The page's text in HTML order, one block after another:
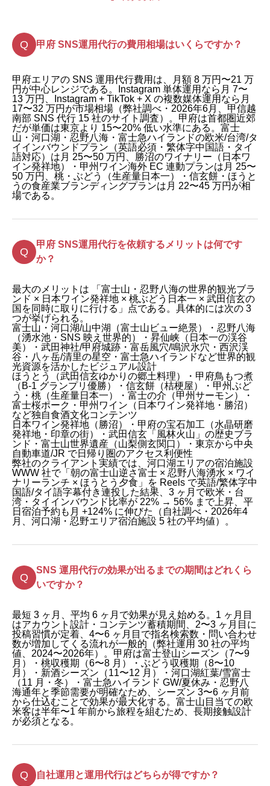
甲府 SNS運用代行の費用相場はいくらですか？
甲府エリアの SNS 運用代行費用は、月額 8 万円〜21 万
円が中心レンジである。Instagram 単体運用なら月 7〜
13 万円、Instagram + TikTok + X の複数媒体運用なら月
17〜32 万円が市場相場（弊社調べ・2026年6月、甲信越
南部 SNS 代行 15 社のサイト調査）。甲府は首都圏近郊
だが単価は東京より 15〜20% 低い水準にある。富士
山・河口湖・忍野八海・富士急ハイランドの欧米/台湾/タ
イインバウンドプラン（英語必須・繁体字中国語・タイ
語対応）は月 25〜50 万円、勝沼のワイナリー（日本ワ
イン発祥地）・甲州ワイン海外 EC 連動プランは月 25〜
50 万円、桃・ぶどう（生産量日本一）・信玄餅・ほうと
うの食産業ブランディングプランは月 22〜45 万円が相
場である。
甲府 SNS運用代行を依頼するメリットは何です
か？
最大のメリットは 「富士山・忍野八海の世界的観光ブラ
ンド × 日本ワイン発祥地 × 桃ぶどう日本一 × 武田信玄の
国を同時に取りに行ける」点である。具体的には次の 3
つが挙げられる。
富士山・河口湖/山中湖（富士山ビュー絶景）・忍野八海
（湧水池・SNS 映え世界的）・昇仙峡（日本一の渓谷
美）・武田神社/甲府城跡・富岳風穴/鳴沢氷穴・西沢渓
谷・八ヶ岳/清里の星空・富士急ハイランドなど世界的観
光資源を活かしたビジュアル設計
ほうとう（武田信玄ゆかりの郷土料理）・甲府鳥もつ煮
（B-1 グランプリ優勝）・信玄餅（桔梗屋）・甲州ぶど
う・桃（生産量日本一）・富士の介（甲州サーモン）・
富士桜ポーク・甲州ワイン（日本ワイン発祥地・勝沼）
など独自食酒文化コンテンツ
日本ワイン発祥地（勝沼）・甲府の宝石加工（水晶研磨
発祥地・印章の街）・武田信玄「風林火山」の歴史ブラ
ンド・富士山世界遺産（山梨側玄関口）・東京から中央
自動車道/JR で日帰り圏のアクセス利便性
弊社のクライアント実績では、河口湖エリアの宿泊施設
WWW 社で「朝の富士山逆さ富士 × 忍野八海湧水 × ワイ
ナリーランチ × ほうとう夕食」を Reels で英語/繁体字中
国語/タイ語字幕付き連投した結果、3 ヶ月で欧米・台
湾・タイインバウンド比率が 22% → 56% まで上昇、平
日宿泊予約も月 +124% に伸びた（自社調べ・2026年4
月、河口湖・忍野エリア宿泊施設 5 社の平均値）。
SNS 運用代行の効果が出るまでの期間はどれくら
いですか？
最短 3 ヶ月、平均 6 ヶ月で効果が見え始める。1 ヶ月目
はアカウント設計・コンテンツ蓄積期間、2〜3 ヶ月目に
投稿習慣が定着、4〜6 ヶ月目で指名検索数・問い合わせ
数が増加してくる流れが一般的（弊社運用 30 社の平均
値、2024〜2026年）。甲府は富士登山シーズン（7〜9
月）・桃収穫期（6〜8 月）・ぶどう収穫期（8〜10
月）・新酒シーズン（11〜12 月）・河口湖紅葉/雪富士
（11 月・冬）・富士急ハイランド GW/夏休み・忍野八
海通年と季節需要が明確なため、シーズン 3〜6 ヶ月前
から仕込むことで効果が最大化する。富士山目当ての欧
米客は半年〜1 年前から旅程を組むため、長期接触設計
が必須となる。
自社運用と運用代行はどちらが得ですか？